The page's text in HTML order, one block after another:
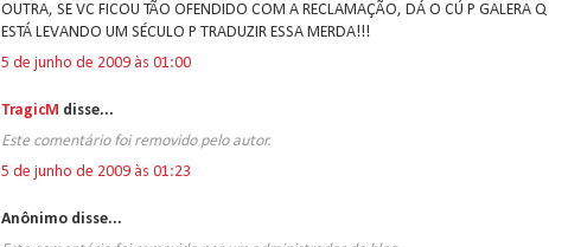
OUTRA, SE VC FICOU TÃO OFENDIDO COM A RECLAMAÇÃO, DÁ O CÚ P GALERA Q
ESTÁ LEVANDO UM SÉCULO P TRADUZIR ESSA MERDA!!!
5 de junho de 2009 às 01:00
TragicM disse...
Este comentário foi removido pelo autor.
5 de junho de 2009 às 01:23
Anônimo disse...